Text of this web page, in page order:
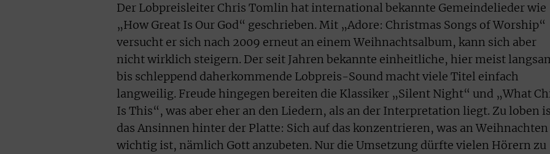
Der Lobpreisleiter Chris Tomlin hat international bekannte Gemeindelieder wie
„How Great Is Our God“ geschrieben. Mit „Adore: Christmas Songs of Worship“
versucht er sich nach 2009 erneut an einem Weihnachtsalbum, kann sich aber
nicht wirklich steigern. Der seit Jahren bekannte einheitliche, hier meist
bis schleppend daherkommende Lobpreis-Sound macht viele Titel einfach
langweilig. Freude hingegen bereiten die Klassiker „Silent Night“ und „What
Is This“, was aber eher an den Liedern, als an der Interpretation liegt. Zu loben
das Ansinnen hinter der Platte: Sich auf das konzentrieren, was an Weihnachten
wichtig ist, nämlich Gott anzubeten. Nur die Umsetzung dürfte vielen Hörern zu